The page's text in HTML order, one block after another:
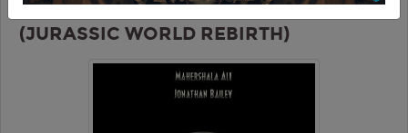
JURASSIC WORLD - LA RINASCITA
(JURASSIC WORLD REBIRTH)